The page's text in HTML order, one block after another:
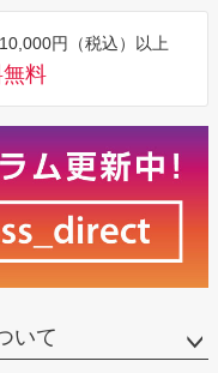
10,000円（税込）以上
料
いて